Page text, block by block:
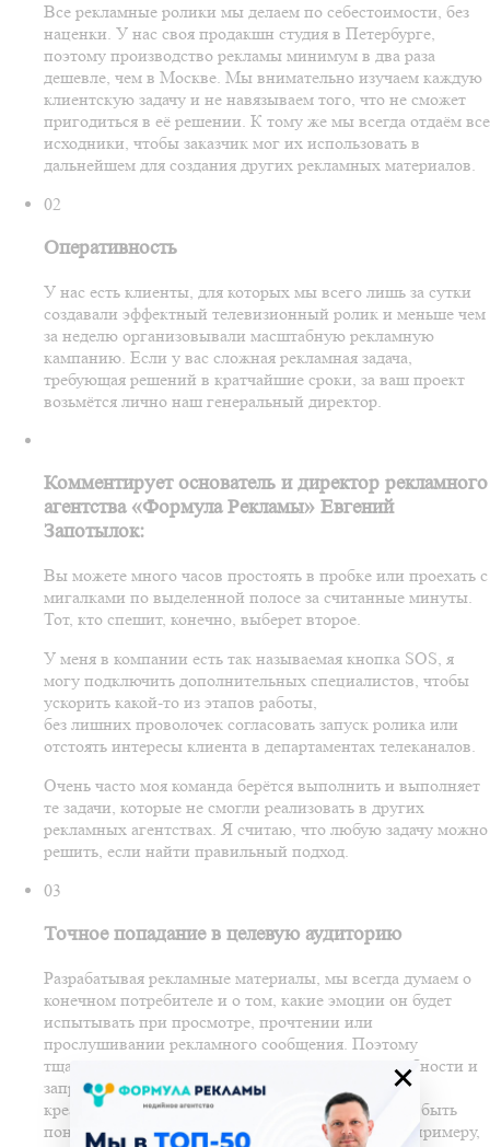
Все рекламные ролики мы делаем по себестоимости, без
наценки. У нас своя продакшн студия в Петербурге,
поэтому производство рекламы минимум в два раза
дешевле, чем в Москве. Мы внимательно изучаем каждую
клиентскую задачу и не навязываем того, что не сможет
пригодиться в её решении. К тому же мы всегда отдаём все
исходники, чтобы заказчик мог их использовать в
дальнейшем для создания других рекламных материалов.
02
Оперативность
У нас есть клиенты, для которых мы всего лишь за сутки
создавали эффектный телевизионный ролик и меньше чем
за неделю организовывали масштабную рекламную
кампанию. Если у вас сложная рекламная задача,
требующая решений в кратчайшие сроки, за ваш проект
возьмётся лично наш генеральный директор.
Комментирует основатель и директор рекламного
агентства «Формула Рекламы» Евгений
Запотылок:
Вы можете много часов простоять в пробке или проехать с
мигалками по выделенной полосе за считанные минуты.
Тот, кто спешит, конечно, выберет второе.
У меня в компании есть так называемая кнопка SOS, я
могу подключить дополнительных специалистов, чтобы
ускорить какой-то из этапов работы,
без лишних проволочек согласовать запуск ролика или
отстоять интересы клиента в департаментах телеканалов.
Очень часто моя команда берётся выполнить и выполняет
те задачи, которые не смогли реализовать в других
рекламных агентствах. Я считаю, что любую задачу можно
решить, если найти правильный подход.
03
Точное попадание в целевую аудиторию
Разрабатывая рекламные материалы, мы всегда думаем о
конечном потребителе и о том, какие эмоции он будет
испытывать при просмотре, прочтении или
прослушивании рекламного сообщения. Поэтому
тщательно изучаем целевую аудиторию, её потребности и
запросы. Многие рекламные агентства гонятся за
креативом и забывают о том, что реклама должна быть
понятна и близка конкретной целевой группе. К примеру,
×